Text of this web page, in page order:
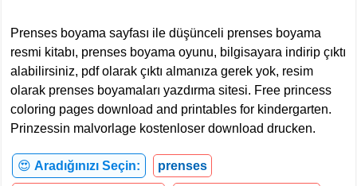
Prenses boyama sayfası ile düşünceli prenses boyama
resmi kitabı, prenses boyama oyunu, bilgisayara indirip çıktı
alabilirsiniz, pdf olarak çıktı almanıza gerek yok, resim
olarak prenses boyamaları yazdırma sitesi. Free princess
coloring pages download and printables for kindergarten.
Prinzessin malvorlage kostenloser download drucken.
😍 Aradığınızı Seçin: prenses